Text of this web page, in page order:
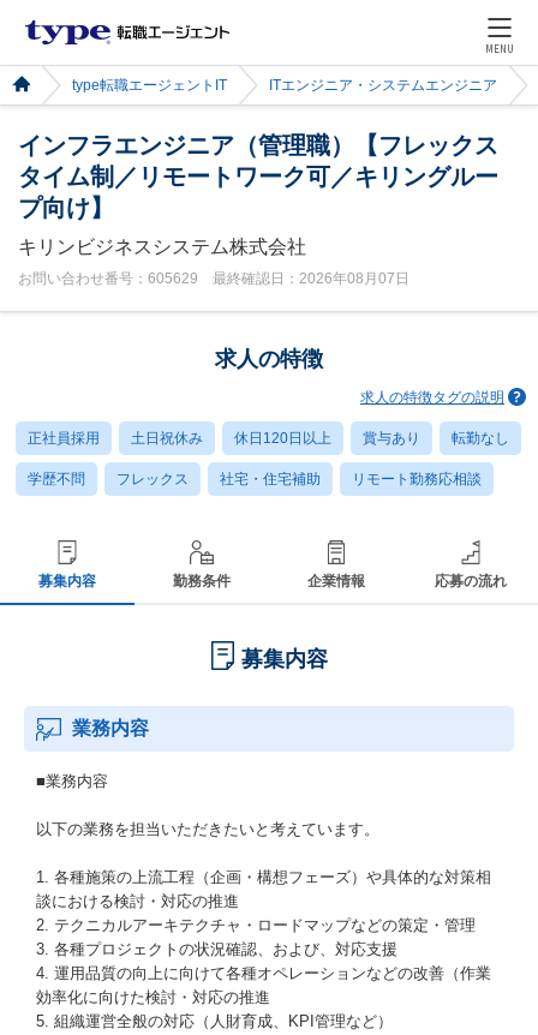
MENU
type転職エージェントIT ITエンジニア・システムエンジニア
インフラエンジニア（管理職）【フレックス
タイム制／リモートワーク可／キリングルー
プ向け】
キリンビジネスシステム株式会社
お問い合わせ番号：605629 最終確認日：2026年08月07日
求人の特徴
求人の特徴タグの説明
正社員採用 土日祝休み 休日120日以上 賞与あり 転勤なし
学歴不問 フレックス 社宅・住宅補助 リモート勤務応相談
募集内容 勤務条件 企業情報 応募の流れ
募集内容
業務内容
■業務内容
以下の業務を担当いただきたいと考えています。
1. 各種施策の上流工程（企画・構想フェーズ）や具体的な対策相
談における検討・対応の推進
2. テクニカルアーキテクチャ・ロードマップなどの策定・管理
3. 各種プロジェクトの状況確認、および、対応支援
4. 運用品質の向上に向けて各種オペレーションなどの改善（作業
効率化に向けた検討・対応の推進
5. 組織運営全般の対応（人財育成、KPI管理など）